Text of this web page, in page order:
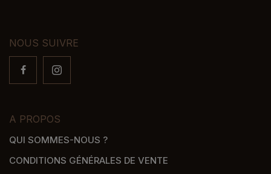
NOUS SUIVRE
A PROPOS
QUI SOMMES-NOUS ?
CONDITIONS GÉNÉRALES DE VENTE